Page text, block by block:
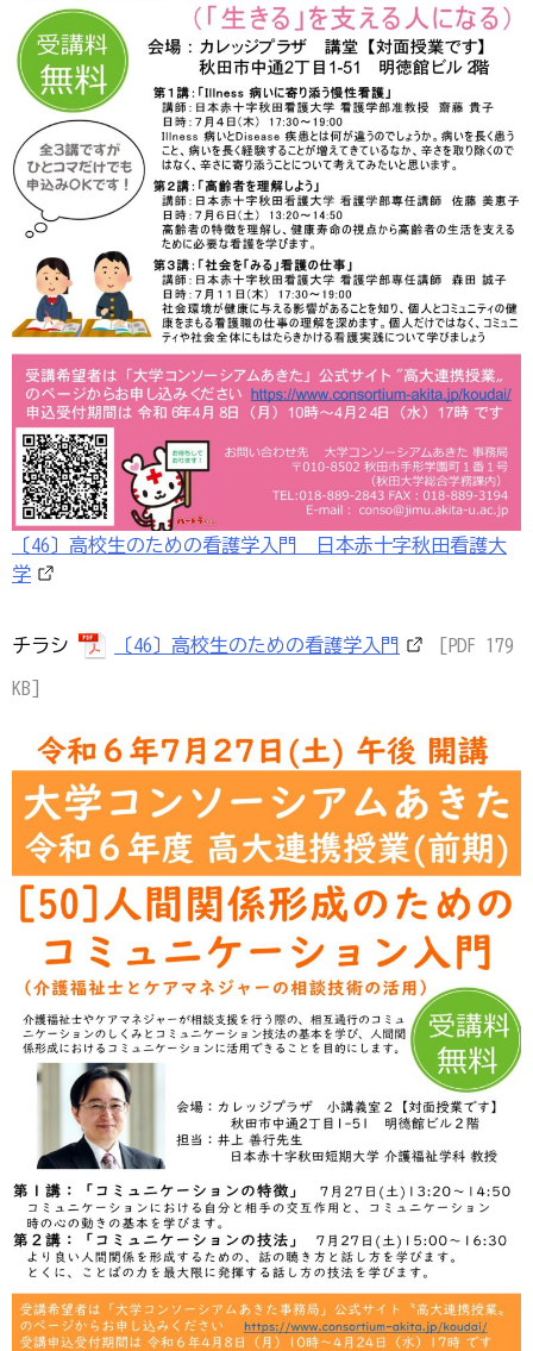
〔46〕高校生のための看護学入門 日本赤十字秋田看護大
学
チラシ 〔46〕高校生のための看護学入門 [PDF 179
KB]